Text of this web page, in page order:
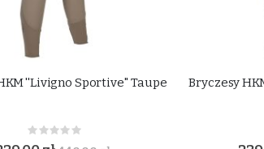
''Livigno Sportive'' Taupe
Rating:
0%
Bryczesy